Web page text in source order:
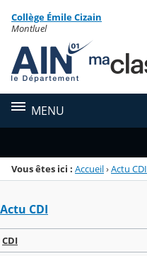
Menu de la rubrique
Contenu
Collège Émile Cizain
Montluel
MENU
Vous êtes ici : Accueil›Actu CDI
Actu CDI
CDI